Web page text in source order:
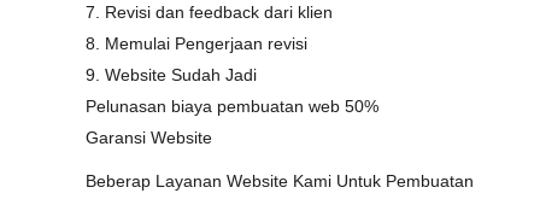
7. Revisi dan feedback dari klien
8. Memulai Pengerjaan revisi
9. Website Sudah Jadi
Pelunasan biaya pembuatan web 50%
Garansi Website
Beberap Layanan Website Kami Untuk Pembuatan